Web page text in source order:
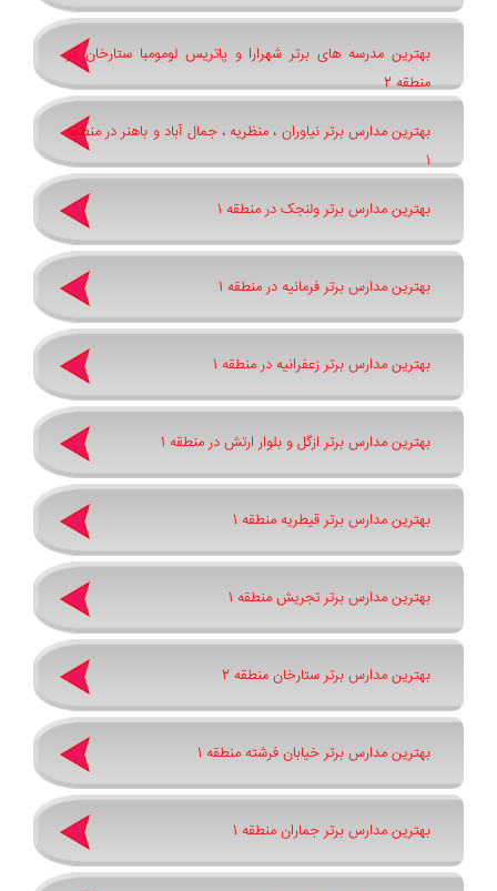
بهترین مدرسه های برتر شهرارا و پاتريس لومومبا ستارخان در
منطقه 2
بهترین مدارس برتر نیاوران ، منظریه ، جمال آباد و باهنر در منطقه
1
بهترین مدارس برتر ولنجک در منطقه 1
بهترین مدارس برتر فرمانیه در منطقه 1
بهترین مدارس برتر زعفرانیه در منطقه 1
بهترین مدارس برتر ازگل و بلوار ارتش در منطقه 1
بهترین مدارس برتر قیطریه منطقه 1
بهترین مدارس برتر تجریش منطقه 1
بهترین مدارس برتر ستارخان منطقه 2
بهترین مدارس برتر خیابان فرشته منطقه 1
بهترین مدارس برتر جماران منطقه 1